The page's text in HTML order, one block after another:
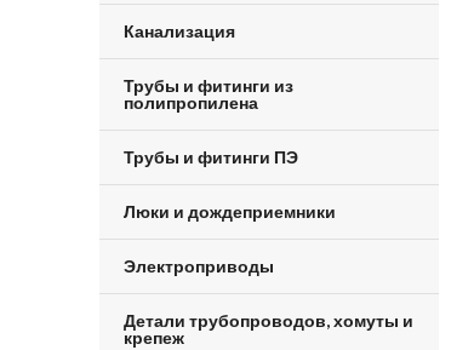
Канализация
Трубы и фитинги из
полипропилена
Трубы и фитинги ПЭ
Люки и дождеприемники
Электроприводы
Детали трубопроводов, хомуты и
крепеж